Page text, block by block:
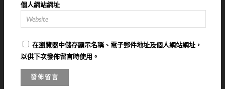
個人網站網址
在瀏覽器中儲存顯示名稱、電子郵件地址及個人網站網址，
以供下次發佈留言時使用。